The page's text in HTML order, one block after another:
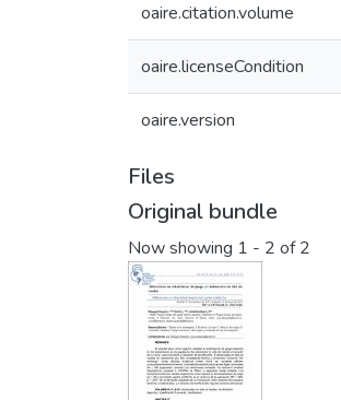
oaire.citation.volume
oaire.licenseCondition
oaire.version
Files
Original bundle
Now showing 1 - 2 of 2